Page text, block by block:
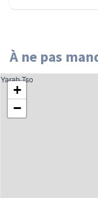
À ne pas
+
−
Yarab Tso